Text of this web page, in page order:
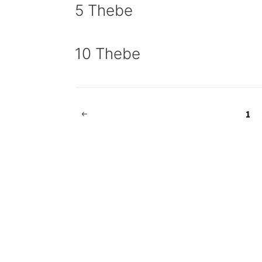
5 Thebe
10 Thebe
Beitragsnavigation
Vorherige
1